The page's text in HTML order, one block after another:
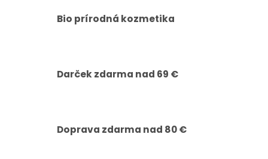
Bio prírodná kozmetika
Darček zdarma nad 69 €
Doprava zdarma nad 80 €